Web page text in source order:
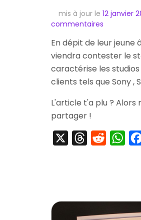
mis à jour le 12 janvier
commentaires
Professeur
Layton
&
Diva
En dépit de leur jeune
viendra contester le
caractérise les
clients tels que Sony ,
L'article t'a plu ? Alors
partager !
ThreadsReddit